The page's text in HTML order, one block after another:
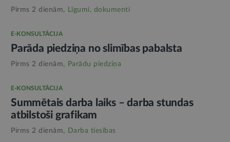
Pirms 2 dienām, Līgumi, dokumenti
E-KONSULTĀCIJA
Parāda piedziņa no slimības pabalsta
Pirms 2 dienām, Parādu piedziņa
E-KONSULTĀCIJA
Summētais darba laiks – darba stundas
atbilstoši grafikam
Pirms 2 dienām, Darba tiesības